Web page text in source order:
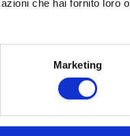
che hai fornito loro o
Marketing